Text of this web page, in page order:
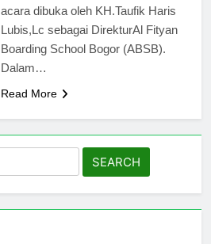
acara dibuka oleh KH.Taufik Haris
Lubis,Lc sebagai DirekturAl Fityan
Boarding School Bogor (ABSB).
Dalam…
Read More